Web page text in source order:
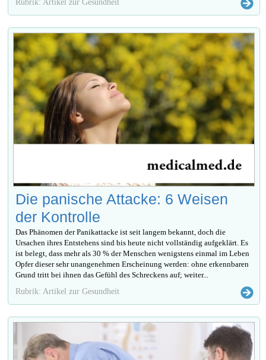
Die panische Attacke: 6 Weisen
der Kontrolle
Das Phänomen der Panikattacke ist seit langem bekannt, doch die
Ursachen ihres Entstehens sind bis heute nicht vollständig aufgeklärt. Es
ist belegt, dass mehr als 30 % der Menschen wenigstens einmal im Leben
Opfer dieser sehr unangenehmen Erscheinung werden: ohne erkennbaren
Grund tritt bei ihnen das Gefühl des Schreckens auf; weiter...
Rubrik: Artikel zur Gesundheit